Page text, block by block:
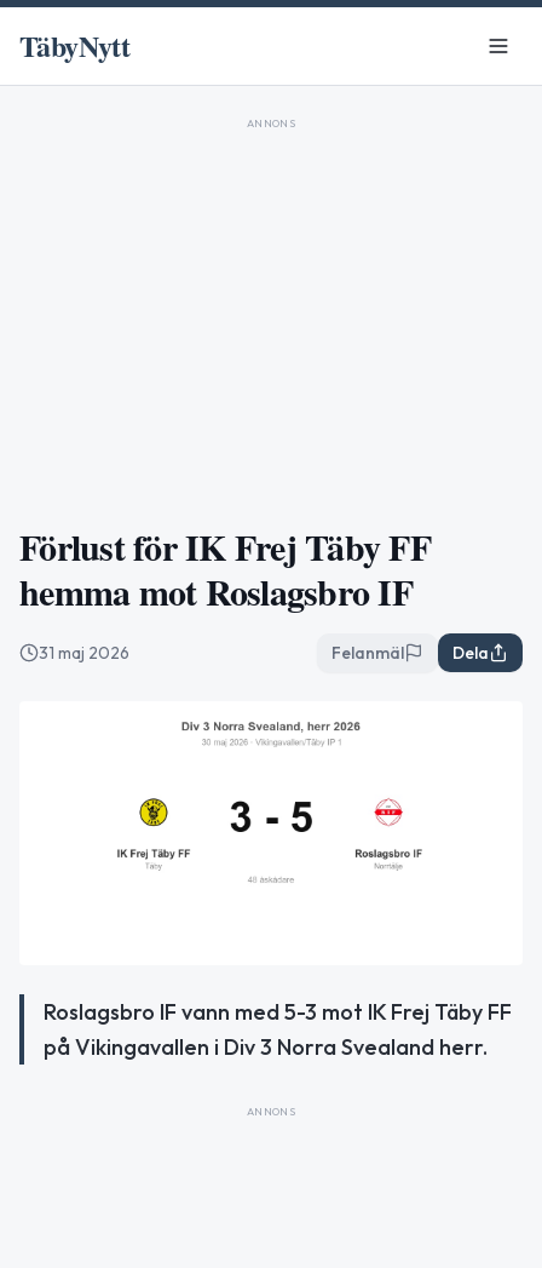
TäbyNytt
ANNONS
Förlust för IK Frej Täby FF
hemma mot Roslagsbro IF
31 maj 2026 Felanmäl Dela
Roslagsbro IF vann med 5-3 mot IK Frej Täby FF
på Vikingavallen i Div 3 Norra Svealand herr.
ANNONS